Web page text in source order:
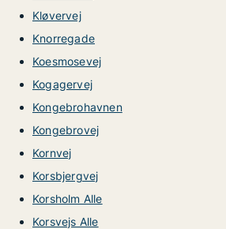
Kløvervej
Knorregade
Koesmosevej
Kogagervej
Kongebrohavnen
Kongebrovej
Kornvej
Korsbjergvej
Korsholm Alle
Korsvejs Alle